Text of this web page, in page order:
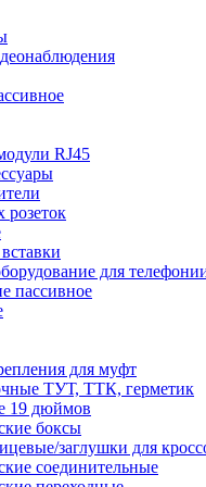
RJ45
розеток
для
пассивное
для муфт
ТУТ, ТТК, герметик
19 дюймов
боксы
заглушки для
соединительные